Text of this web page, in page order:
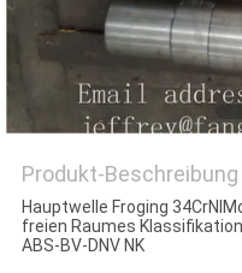
Produkt-Beschreibung
Hauptwelle Froging
freien Raumes
ABS-BV-DNV NK